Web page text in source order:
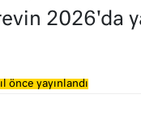
2026'da
önce yayınlandı